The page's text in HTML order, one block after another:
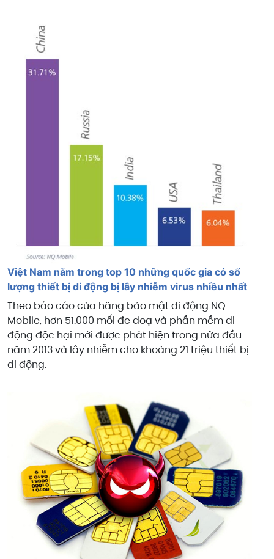
Việt Nam nằm trong top 10 những quốc gia có số
lượng thiết bị di động bị lây nhiễm virus nhiều nhất
Theo báo cáo của hãng bảo mật di động NQ
Mobile, hơn 51.000 mối đe doạ và phần mềm di
động độc hại mới được phát hiện trong nửa đầu
năm 2013 và lây nhiễm cho khoảng 21 triệu thiết bị
di động.